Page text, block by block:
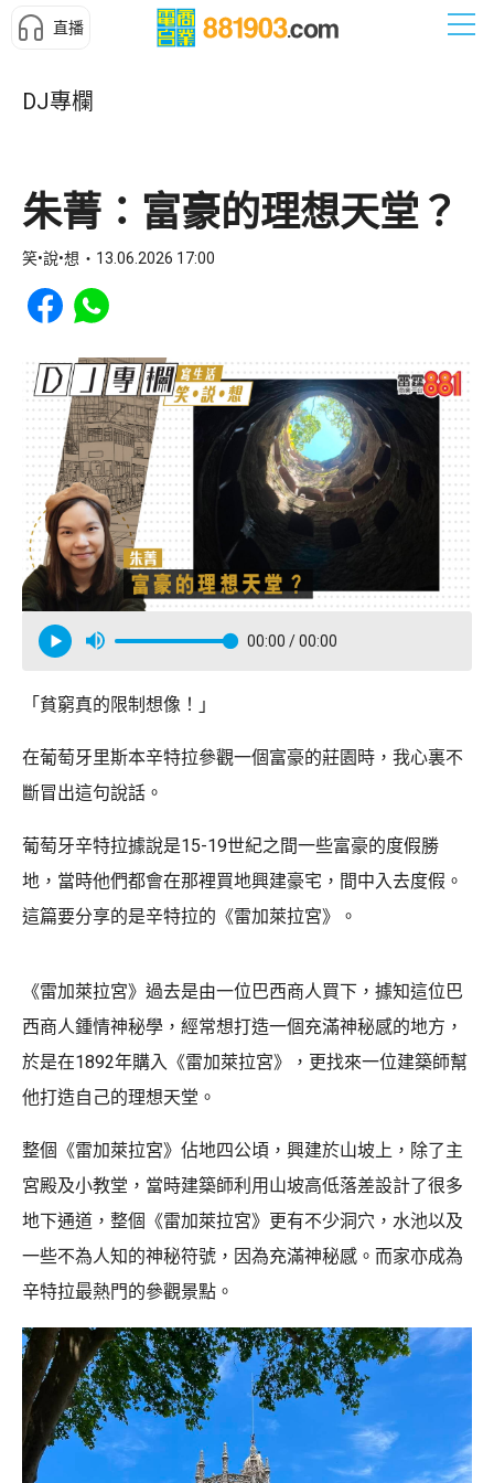
直播
DJ專欄
朱菁：富豪的理想天堂？
笑•說•想 13.06.2026 17:00
Share to Facebook
Share to WhatsApp
00:00 / 00:00
「貧窮真的限制想像！」
在葡萄牙里斯本辛特拉參觀一個富豪的莊園時，我心裏不
斷冒出這句說話。
葡萄牙辛特拉據說是15-19世紀之間一些富豪的度假勝
地，當時他們都會在那裡買地興建豪宅，間中入去度假。
這篇要分享的是辛特拉的《雷加萊拉宮》。
《雷加萊拉宮》過去是由一位巴西商人買下，據知這位巴
西商人鍾情神秘學，經常想打造一個充滿神秘感的地方，
於是在1892年購入《雷加萊拉宮》，更找來一位建築師幫
他打造自己的理想天堂。
整個《雷加萊拉宮》佔地四公頃，興建於山坡上，除了主
宮殿及小教堂，當時建築師利用山坡高低落差設計了很多
地下通道，整個《雷加萊拉宮》更有不少洞穴，水池以及
一些不為人知的神秘符號，因為充滿神秘感。而家亦成為
辛特拉最熱門的參觀景點。